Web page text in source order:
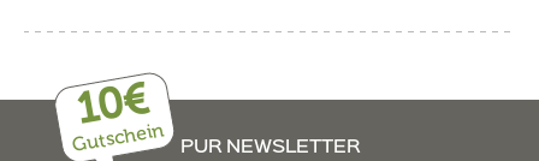
10€
Gutschein
PUR NEWSLETTER